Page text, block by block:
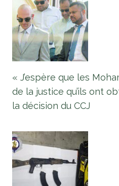
« J’espère que les
de la justice qu’ils ont
la décision du CCJ